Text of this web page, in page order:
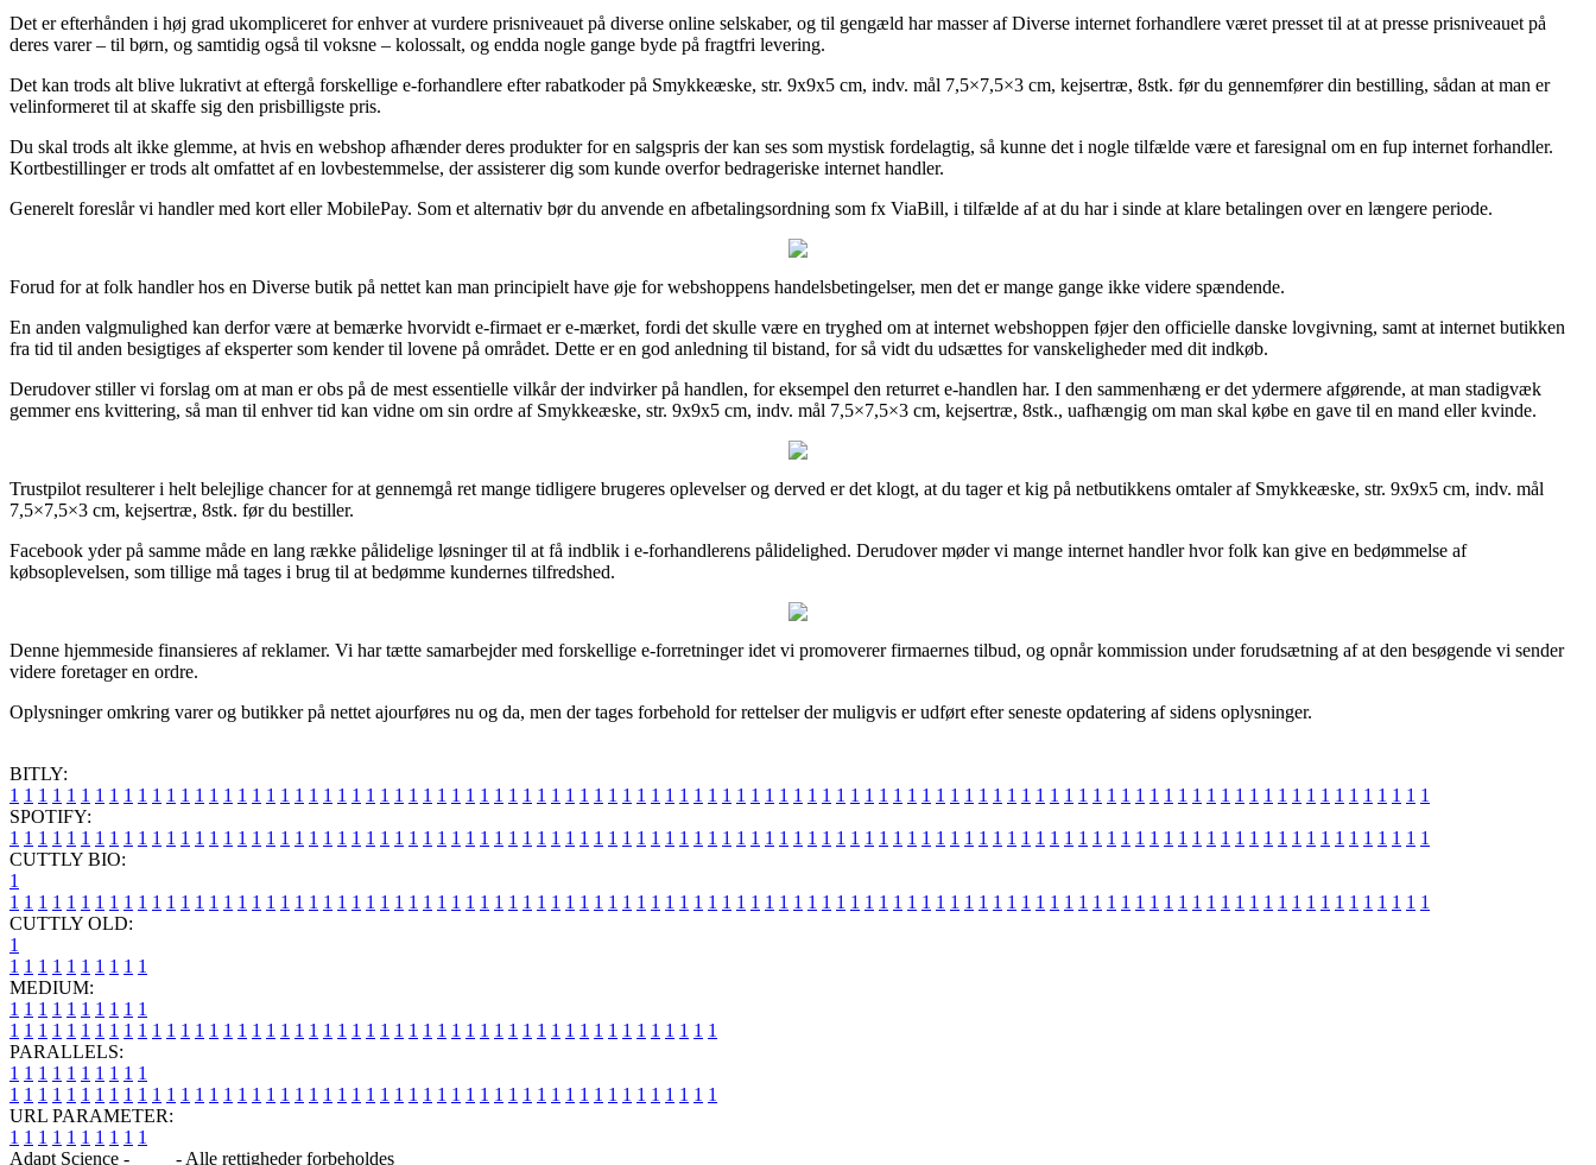
Det er efterhånden i høj grad ukompliceret for enhver at vurdere prisniveauet på diverse online selskaber, og til gengæld har masser af Diverse internet forhandlere været presset til at at presse prisniveauet på
deres varer – til børn, og samtidig også til voksne – kolossalt, og endda nogle gange byde på fragtfri levering.
Det kan trods alt blive lukrativt at eftergå forskellige e-forhandlere efter rabatkoder på Smykkeæske, str. 9x9x5 cm, indv. mål 7,5×7,5×3 cm, kejsertræ, 8stk. før du gennemfører din bestilling, sådan at man er
velinformeret til at skaffe sig den prisbilligste pris.
Du skal trods alt ikke glemme, at hvis en webshop afhænder deres produkter for en salgspris der kan ses som mystisk fordelagtig, så kunne det i nogle tilfælde være et faresignal om en fup internet forhandler.
Kortbestillinger er trods alt omfattet af en lovbestemmelse, der assisterer dig som kunde overfor bedrageriske internet handler.
Generelt foreslår vi handler med kort eller MobilePay. Som et alternativ bør du anvende en afbetalingsordning som fx ViaBill, i tilfælde af at du har i sinde at klare betalingen over en længere periode.
Forud for at folk handler hos en Diverse butik på nettet kan man principielt have øje for webshoppens handelsbetingelser, men det er mange gange ikke videre spændende.
En anden valgmulighed kan derfor være at bemærke hvorvidt e-firmaet er e-mærket, fordi det skulle være en tryghed om at internet webshoppen føjer den officielle danske lovgivning, samt at internet butikken
fra tid til anden besigtiges af eksperter som kender til lovene på området. Dette er en god anledning til bistand, for så vidt du udsættes for vanskeligheder med dit indkøb.
Derudover stiller vi forslag om at man er obs på de mest essentielle vilkår der indvirker på handlen, for eksempel den returret e-handlen har. I den sammenhæng er det ydermere afgørende, at man stadigvæk
gemmer ens kvittering, så man til enhver tid kan vidne om sin ordre af Smykkeæske, str. 9x9x5 cm, indv. mål 7,5×7,5×3 cm, kejsertræ, 8stk., uafhængig om man skal købe en gave til en mand eller kvinde.
Trustpilot resulterer i helt belejlige chancer for at gennemgå ret mange tidligere brugeres oplevelser og derved er det klogt, at du tager et kig på netbutikkens omtaler af Smykkeæske, str. 9x9x5 cm, indv. mål
7,5×7,5×3 cm, kejsertræ, 8stk. før du bestiller.
Facebook yder på samme måde en lang række pålidelige løsninger til at få indblik i e-forhandlerens pålidelighed. Derudover møder vi mange internet handler hvor folk kan give en bedømmelse af
købsoplevelsen, som tillige må tages i brug til at bedømme kundernes tilfredshed.
Denne hjemmeside finansieres af reklamer. Vi har tætte samarbejder med forskellige e-forretninger idet vi promoverer firmaernes tilbud, og opnår kommission under forudsætning af at den besøgende vi sender
videre foretager en ordre.
Oplysninger omkring varer og butikker på nettet ajourføres nu og da, men der tages forbehold for rettelser der muligvis er udført efter seneste opdatering af sidens oplysninger.
BITLY:
1 1 1 1 1 1 1 1 1 1 1 1 1 1 1 1 1 1 1 1 1 1 1 1 1 1 1 1 1 1 1 1 1 1 1 1 1 1 1 1 1 1 1 1 1 1 1 1 1 1 1 1 1 1 1 1 1 1 1 1 1 1 1 1 1 1 1 1 1 1 1 1 1 1 1 1 1 1 1 1 1 1 1 1 1 1 1 1 1 1 1 1 1 1 1 1 1 1 1 1
SPOTIFY:
1 1 1 1 1 1 1 1 1 1 1 1 1 1 1 1 1 1 1 1 1 1 1 1 1 1 1 1 1 1 1 1 1 1 1 1 1 1 1 1 1 1 1 1 1 1 1 1 1 1 1 1 1 1 1 1 1 1 1 1 1 1 1 1 1 1 1 1 1 1 1 1 1 1 1 1 1 1 1 1 1 1 1 1 1 1 1 1 1 1 1 1 1 1 1 1 1 1 1 1
CUTTLY BIO:
1
1 1 1 1 1 1 1 1 1 1 1 1 1 1 1 1 1 1 1 1 1 1 1 1 1 1 1 1 1 1 1 1 1 1 1 1 1 1 1 1 1 1 1 1 1 1 1 1 1 1 1 1 1 1 1 1 1 1 1 1 1 1 1 1 1 1 1 1 1 1 1 1 1 1 1 1 1 1 1 1 1 1 1 1 1 1 1 1 1 1 1 1 1 1 1 1 1 1 1 1
CUTTLY OLD:
1
1 1 1 1 1 1 1 1 1 1
MEDIUM:
1 1 1 1 1 1 1 1 1 1
1 1 1 1 1 1 1 1 1 1 1 1 1 1 1 1 1 1 1 1 1 1 1 1 1 1 1 1 1 1 1 1 1 1 1 1 1 1 1 1 1 1 1 1 1 1 1 1 1 1
PARALLELS:
1 1 1 1 1 1 1 1 1 1
1 1 1 1 1 1 1 1 1 1 1 1 1 1 1 1 1 1 1 1 1 1 1 1 1 1 1 1 1 1 1 1 1 1 1 1 1 1 1 1 1 1 1 1 1 1 1 1 1 1
URL PARAMETER:
1 1 1 1 1 1 1 1 1 1
Adapt Science -
- Alle rettigheder forbeholdes